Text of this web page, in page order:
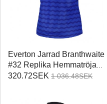
Everton Jarrad Branthwaite
#32 Replika Hemmatröja
Damer 2025-26 Kortärmad
320.72SEK 1 036.48SEK